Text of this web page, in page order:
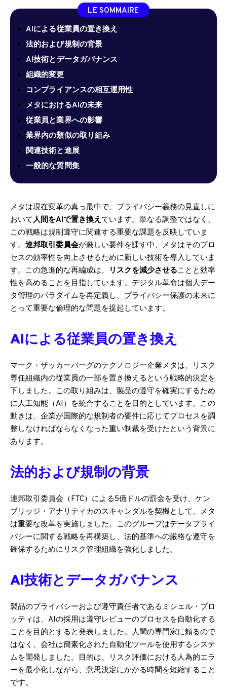
LE SOMMAIRE
AIによる従業員の置き換え
法的および規制の背景
AI技術とデータガバナンス
組織的変更
コンプライアンスの相互運用性
メタにおけるAIの未来
従業員と業界への影響
業界内の類似の取り組み
関連技術と進展
一般的な質問集
メタは現在変革の真っ最中で、プライバシー義務の見直しに
おいて人間をAIで置き換えています。単なる調整ではなく、
この戦略は規制遵守に関連する重要な課題を反映していま
す。 連邦取引委員会が厳しい要件を課す中、メタはそのプロ
セスの効率性を向上させるために新しい技術を導入していま
す。この急進的な再編成は、
リスクを減少させることと効率
性を高めることを目指しています。デジタル革命は個人デー
タ管理のパラダイムを再定義し、プライバシー保護の未来に
とって重要な倫理的な問題を提起しています。
AIによる従業員の置き換え
マーク・ザッカーバーグのテクノロジー企業メタは、リスク
専任組織内の従業員の一部を置き換えるという戦略的決定を
下しました。この取り組みは、製品の遵守を確実にするため
に人工知能（AI）を統合することを目的としています。この
動きは、企業が国際的な規制者の要件に応じてプロセスを調
整しなければならなくなった重い制裁を受けたという背景に
あります。
法的および規制の背景
連邦取引委員会（FTC）による5億ドルの罰金を受け、ケン
ブリッジ・アナリティカのスキャンダルを契機として、メタ
は重要な改革を実施しました。このグループはデータプライ
バシーに関する戦略を再構築し、法的基準への厳格な遵守を
確保するためにリスク管理組織を強化しました。
AI技術とデータガバナンス
製品のプライバシーおよび遵守責任者であるミシェル・プロ
ッティは、AIの採用は遵守レビューのプロセスを自動化する
ことを目的とすると発表しました。人間の専門家に頼るので
はなく、会社は簡素化された自動化ツールを使用するシステ
ムを開発しました。目的は、リスク評価における人為的エラ
ーを最小化しながら、意思決定にかかる時間を短縮すること
です。